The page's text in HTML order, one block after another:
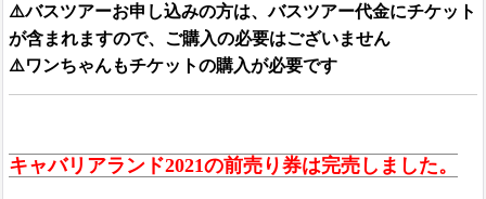
⚠️バスツアーお申し込みの方は、バスツアー代金にチケット
が含まれますので、ご購入の必要はございません
⚠️ワンちゃんもチケットの購入が必要です
キャバリアランド2021の前売り券は完売しました。